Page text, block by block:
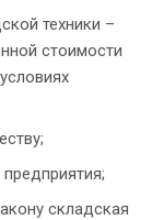
техники –
стоимости
складская